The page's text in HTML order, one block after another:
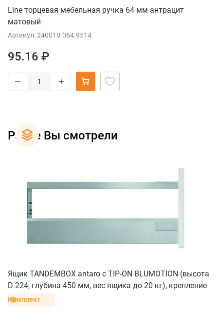
Line торцевая мебельная ручка 64 мм антрацит
матовый
Артикул: 240010.064.9514
95.16 ₽
– +
Ранее Вы смотрели
Ящик TANDEMBOX antaro с TIP-ON BLUMOTION (высота
D 224, глубина 450 мм, вес ящика до 20 кг), крепление
под саморезы, серый
Комплект